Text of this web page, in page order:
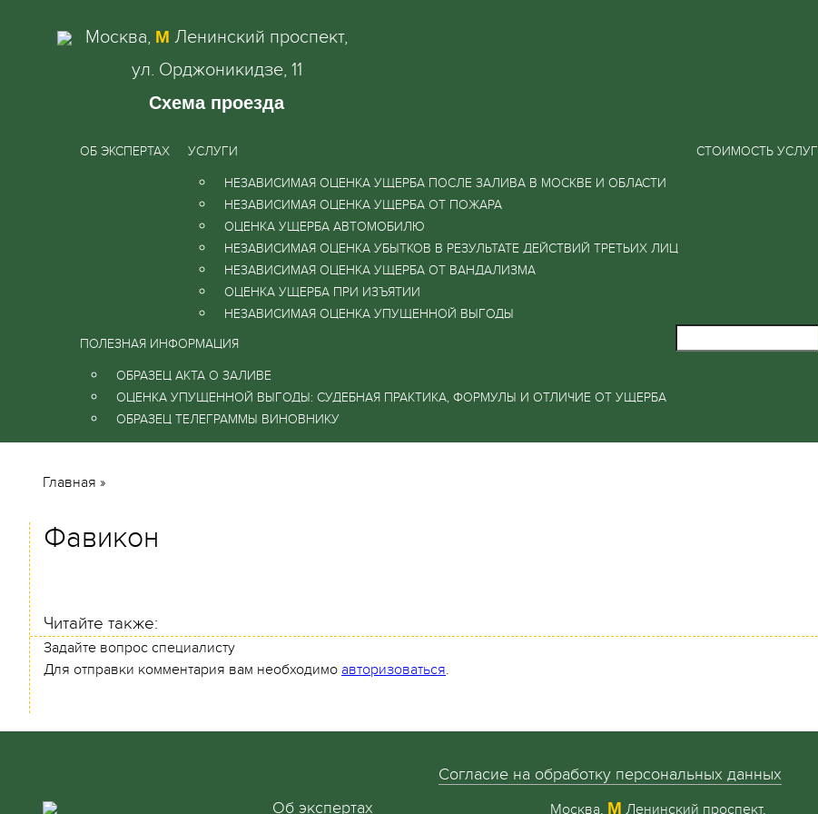
Москва, М Ленинский проспект,
ул. Орджоникидзе, 11
Схема проезда
ОБ ЭКСПЕРТАХ УСЛУГИ
НЕЗАВИСИМАЯ ОЦЕНКА УЩЕРБА ПОСЛЕ ЗАЛИВА В МОСКВЕ И ОБЛАСТИ
НЕЗАВИСИМАЯ ОЦЕНКА УЩЕРБА ОТ ПОЖАРА
ОЦЕНКА УЩЕРБА АВТОМОБИЛЮ
НЕЗАВИСИМАЯ ОЦЕНКА УБЫТКОВ В РЕЗУЛЬТАТЕ ДЕЙСТВИЙ ТРЕТЬИХ ЛИЦ
НЕЗАВИСИМАЯ ОЦЕНКА УЩЕРБА ОТ ВАНДАЛИЗМА
ОЦЕНКА УЩЕРБА ПРИ ИЗЪЯТИИ
НЕЗАВИСИМАЯ ОЦЕНКА УПУЩЕННОЙ ВЫГОДЫ
СТОИМОСТЬ УСЛУГ
ПОЛЕЗНАЯ ИНФОРМАЦИЯ
ОБРАЗЕЦ АКТА О ЗАЛИВЕ
ОЦЕНКА УПУЩЕННОЙ ВЫГОДЫ: СУДЕБНАЯ ПРАКТИКА, ФОРМУЛЫ И ОТЛИЧИЕ ОТ УЩЕРБА
ОБРАЗЕЦ ТЕЛЕГРАММЫ ВИНОВНИКУ
Главная »
Фавикон
Читайте также:
Задайте вопрос специалисту
Для отправки комментария вам необходимо авторизоваться.
Согласие на обработку персональных данных
Об экспертах
Москва, М Ленинский проспект,